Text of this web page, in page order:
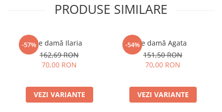
PRODUSE SIMILARE
-57%Ie damă Ilaria
162,69 RON
70,00 RON
VEZI VARIANTE
-54%Ie damă Agata
151,50 RON
70,00 RON
VEZI VARIANTE